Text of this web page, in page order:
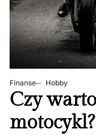
Finanse Hobby
Czy
motocykl?